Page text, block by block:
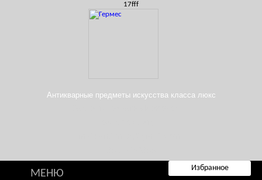
17fff
Антикварные предметы искусства класса люкс
Избранное
МЕНЮ